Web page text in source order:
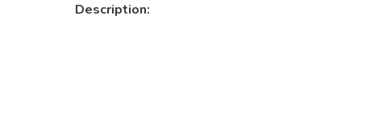
Description: